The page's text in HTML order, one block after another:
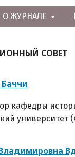
О ЖУРНАЛЕ
СОВЕТ
кафедры
университет